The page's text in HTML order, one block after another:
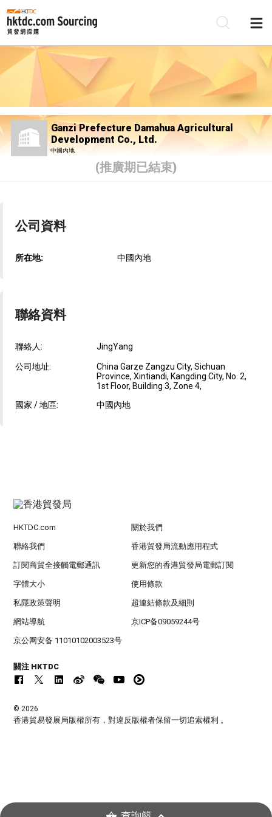
Ganzi Prefecture Damahua Agricultural
Development Co., Ltd.
中國內地
(推廣期已結束)
公司資料
所在地: 中國內地
聯絡資料
聯絡人: JingYang
公司地址:
China Garze Zangzu City, Sichuan
Province, Xintiandi, Kangding City, No. 2,
1st Floor, Building 3, Zone 4,
國家 / 地區:
中國內地
HKTDC.com 關於我們
聯絡我們 香港貿發局流動應用程式
訂閱商貿全接觸電郵通訊 更新您的香港貿發局電郵訂閱
字體大小 使用條款
私隱政策聲明 超連結條款及細則
網站導航 京ICP备09059244号
京公网安备 11010102003523号
關注 HKTDC
© 2026
香港貿易發展局版權所有，對違反版權者保留一切追索權利 。